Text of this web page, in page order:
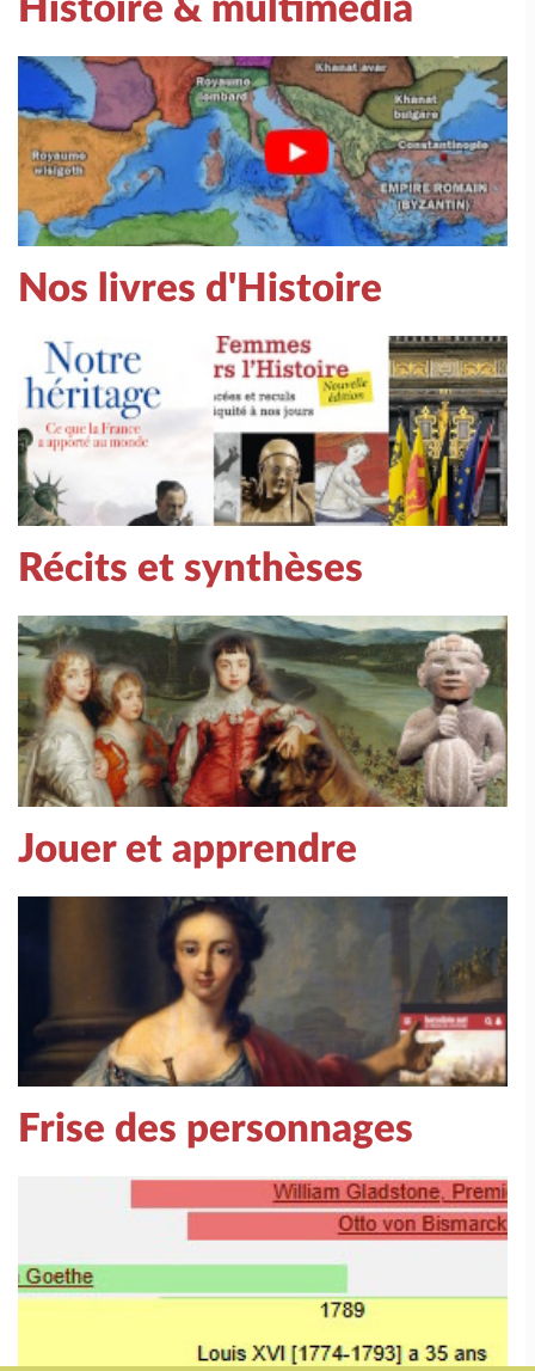
Histoire & multimédia
Nos livres d'Histoire
Récits et synthèses
Jouer et apprendre
Frise des personnages